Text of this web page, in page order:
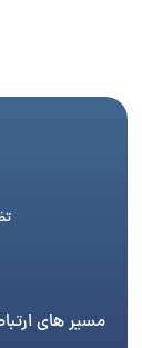
مسیر های